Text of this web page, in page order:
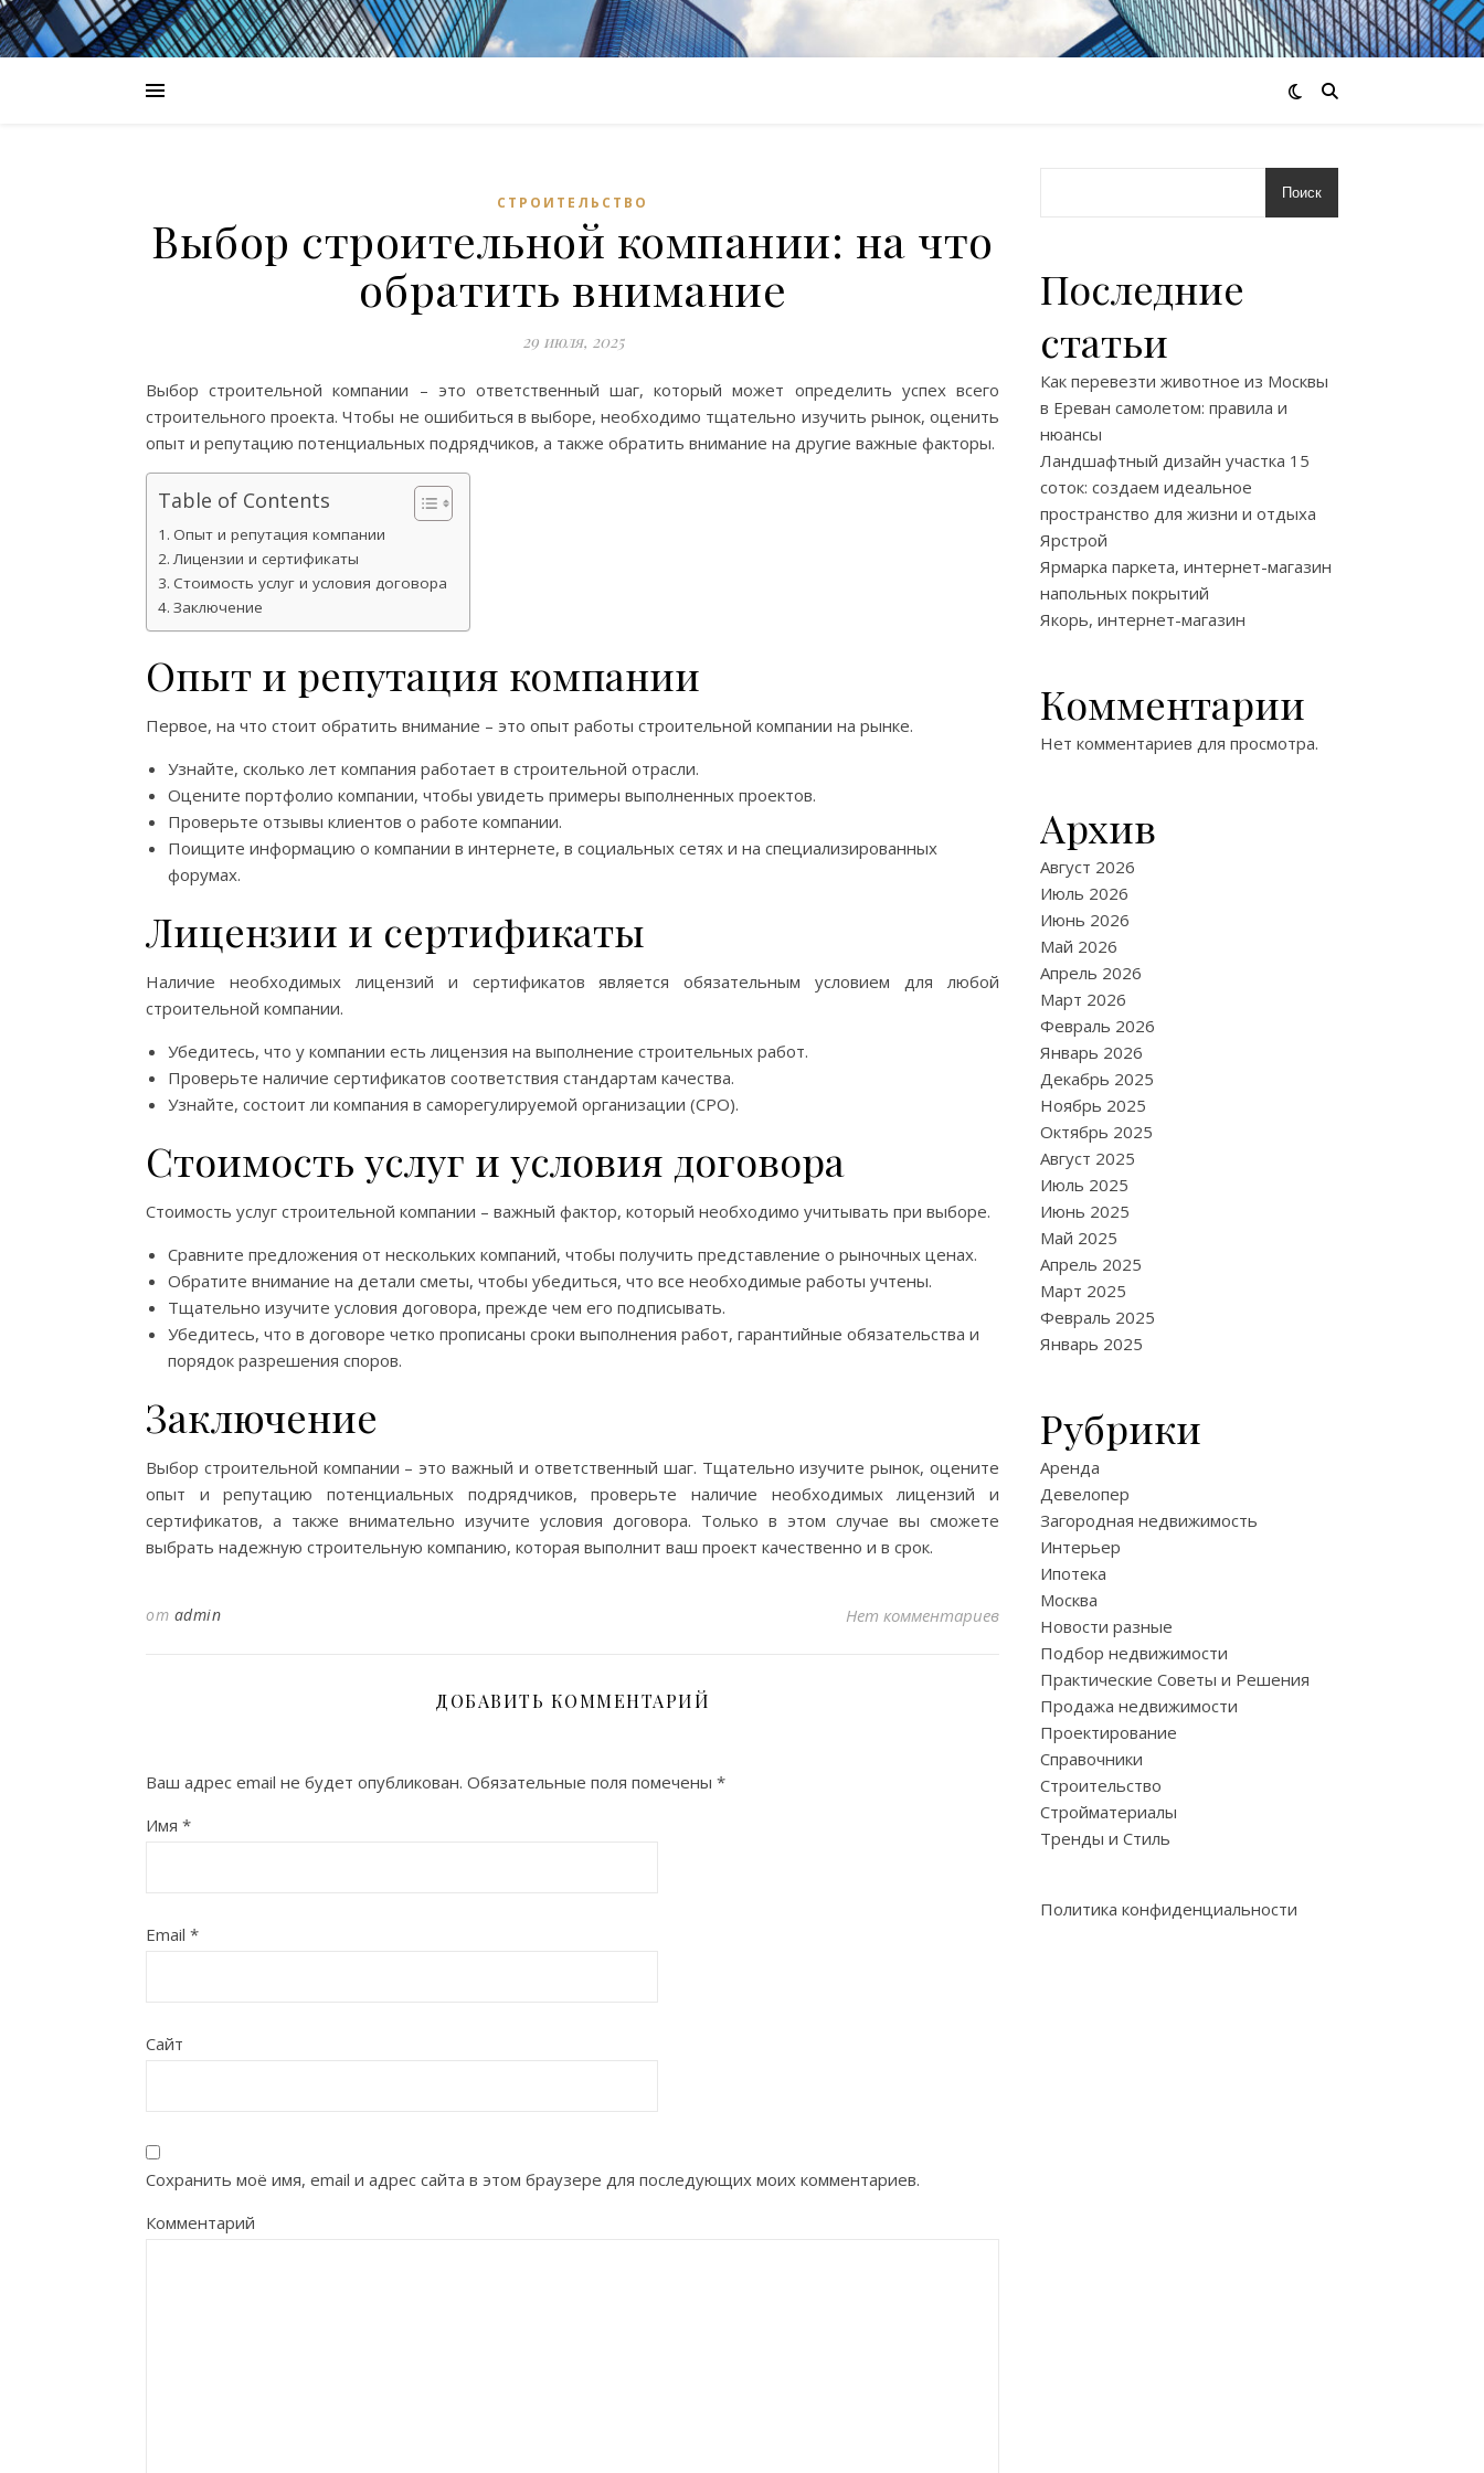
СТРОИТЕЛЬСТВО
Выбор строительной компании: на что
обратить внимание
29 июля, 2025
Выбор строительной компании – это ответственный шаг, который может определить успех всего
строительного проекта. Чтобы не ошибиться в выборе, необходимо тщательно изучить рынок, оценить
опыт и репутацию потенциальных подрядчиков, а также обратить внимание на другие важные факторы.
Table of Contents
Опыт и репутация компании
Лицензии и сертификаты
Стоимость услуг и условия договора
Заключение
Опыт и репутация компании
Первое, на что стоит обратить внимание – это опыт работы строительной компании на рынке.
Узнайте, сколько лет компания работает в строительной отрасли.
Оцените портфолио компании, чтобы увидеть примеры выполненных проектов.
Проверьте отзывы клиентов о работе компании.
Поищите информацию о компании в интернете, в социальных сетях и на специализированных
форумах.
Лицензии и сертификаты
Наличие необходимых лицензий и сертификатов является обязательным условием для любой
строительной компании.
Убедитесь, что у компании есть лицензия на выполнение строительных работ.
Проверьте наличие сертификатов соответствия стандартам качества.
Узнайте, состоит ли компания в саморегулируемой организации (СРО).
Стоимость услуг и условия договора
Стоимость услуг строительной компании – важный фактор, который необходимо учитывать при выборе.
Сравните предложения от нескольких компаний, чтобы получить представление о рыночных ценах.
Обратите внимание на детали сметы, чтобы убедиться, что все необходимые работы учтены.
Тщательно изучите условия договора, прежде чем его подписывать.
Убедитесь, что в договоре четко прописаны сроки выполнения работ, гарантийные обязательства и
порядок разрешения споров.
Заключение
Выбор строительной компании – это важный и ответственный шаг. Тщательно изучите рынок, оцените
опыт и репутацию потенциальных подрядчиков, проверьте наличие необходимых лицензий и
сертификатов, а также внимательно изучите условия договора. Только в этом случае вы сможете
выбрать надежную строительную компанию, которая выполнит ваш проект качественно и в срок.
от admin Нет комментариев
ДОБАВИТЬ КОММЕНТАРИЙ
Ваш адрес email не будет опубликован. Обязательные поля помечены *
Имя *
Email *
Сайт
Сохранить моё имя, email и адрес сайта в этом браузере для последующих моих комментариев.
Комментарий
Поиск
Последние
статьи
Как перевезти животное из Москвы
в Ереван самолетом: правила и
нюансы
Ландшафтный дизайн участка 15
соток: создаем идеальное
пространство для жизни и отдыха
Ярстрой
Ярмарка паркета, интернет-магазин
напольных покрытий
Якорь, интернет-магазин
Комментарии
Нет комментариев для просмотра.
Архив
Август 2026
Июль 2026
Июнь 2026
Май 2026
Апрель 2026
Март 2026
Февраль 2026
Январь 2026
Декабрь 2025
Ноябрь 2025
Октябрь 2025
Август 2025
Июль 2025
Июнь 2025
Май 2025
Апрель 2025
Март 2025
Февраль 2025
Январь 2025
Рубрики
Аренда
Девелопер
Загородная недвижимость
Интерьер
Ипотека
Москва
Новости разные
Подбор недвижимости
Практические Советы и Решения
Продажа недвижимости
Проектирование
Справочники
Строительство
Стройматериалы
Тренды и Стиль
Политика конфиденциальности